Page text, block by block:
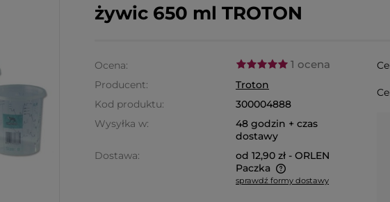
żywic 650 ml TROTON
Ocena: 1 ocena
Producent:
Troton
Kod produktu:
300004888
Wysyłka w:
48 godzin + czas
dostawy
Dostawa:
od 12,90 zł - ORLEN
Paczka
sprawdź formy dostawy